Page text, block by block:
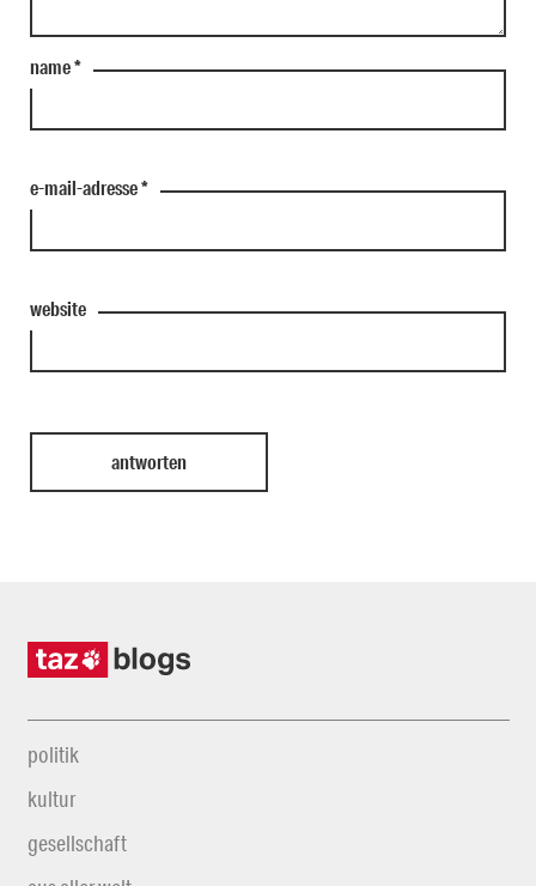
name*
e-mail-adresse*
website
politik
kultur
gesellschaft